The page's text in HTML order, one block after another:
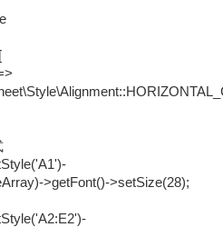
>getFont()->setSize(28);